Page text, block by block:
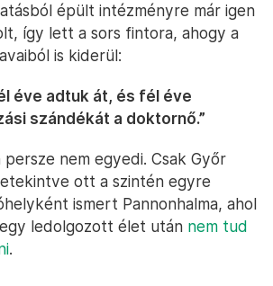
épült intézményre már igen
így lett a sors fintora, ahogy a
is kiderül:
éve adtuk át, és fél éve
szándékát a doktornő.”
nem egyedi. Csak Győr
ott a szintén egyre
ismert Pannonhalma, ahol
ledolgozott élet után nem tud
.